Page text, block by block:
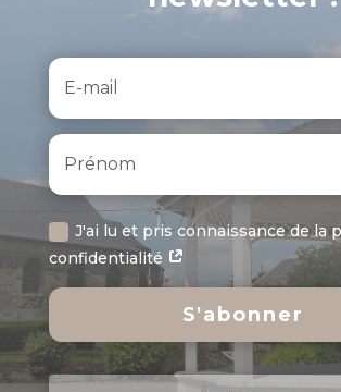
J'ai lu et pris connaissance de la
confidentialité
S'abonner